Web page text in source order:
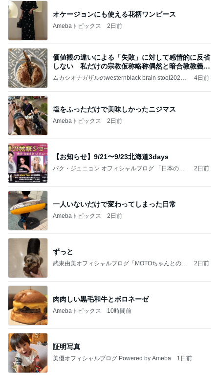
オケージョンにも使える花柄ワンピース
Amebaトピックス 2日前
価値観の違いによる「失敗」に対して感情的に反省
しない 私だけの宗教仮称略称偶然と暗合教教義候
補
ムカシオナガザルのwesternblack brain stool2024
ガザル
4日前
塩をふっただけで美味しかったニジマス
Amebaトピックス 2日前
【お知らせ】9/21〜9/23北海道3days
パク・ジュニョン オフィシャルブログ 「日本の
2日前
一人いないだけで変わってしまった日常
Amebaトピックス 2日前
ずっと
武東由美オフィシャルブログ「MOTOちゃんとのは
2日前
肉肉しい黒毛和牛とボロネーゼ
Amebaトピックス 10時間前
証明写真
美優オフィシャルブログ Powered by Ameba 1日前